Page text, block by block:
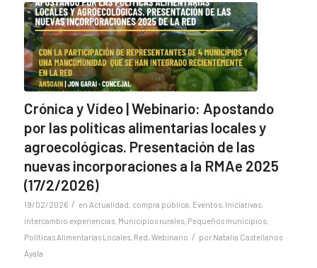
Crónica y Vídeo | Webinario: Apostando
por las políticas alimentarias locales y
agroecológicas. Presentación de las
nuevas incorporaciones a la RMAe 2025
(17/2/2026)
19/02/2026 / en Actualidad compra pública Eventos, Iniciativas,
intercambio experiencias, Municipios rurales, Pequeños municipios,
Políticas Alimentarias Locales, Red Webinario / por Natalia Castellanos
Ayala